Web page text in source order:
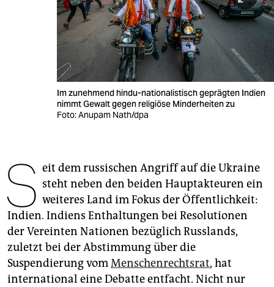
wahrheit
veranstaltungen
abo
genossenschaft
epaper login
Im zunehmend hindu-nationalistisch geprägten Indien
nimmt Gewalt gegen religiöse Minderheiten zu
Foto: Anupam Nath/dpa
S eit dem russischen Angriff auf die Ukraine
steht neben den beiden Hauptakteuren ein
weiteres Land im Fokus der Öffentlichkeit:
Indien. Indiens Enthaltungen bei Resolutionen
der Vereinten Nationen bezüglich Russlands,
zuletzt bei der Abstimmung über die
Suspendierung vomMenschenrechtsrat, hat
international eine Debatte entfacht. Nicht nur